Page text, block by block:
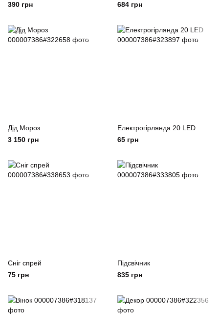
390 грн
684 грн
Дід Мороз
3 150 грн
Електрогірлянда 20 LED
65 грн
Сніг спрей
75 грн
Підсвічник
835 грн